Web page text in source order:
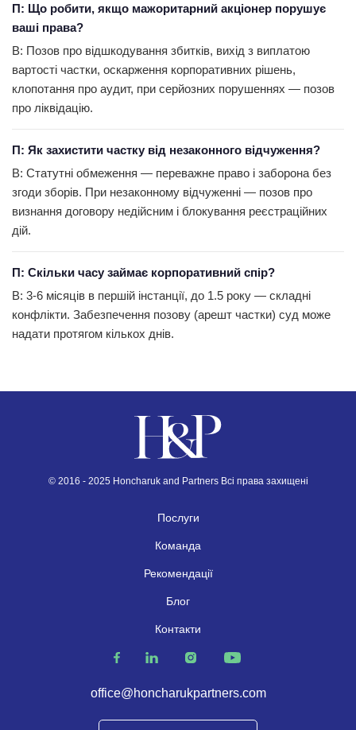
П: Що робити, якщо мажоритарний акціонер порушує
ваші права?
В: Позов про відшкодування збитків, вихід з виплатою
вартості частки, оскарження корпоративних рішень,
клопотання про аудит, при серйозних порушеннях — позов
про ліквідацію.
П: Як захистити частку від незаконного відчуження?
В: Статутні обмеження — переважне право і заборона без
згоди зборів. При незаконному відчуженні — позов про
визнання договору недійсним і блокування реєстраційних
дій.
П: Скільки часу займає корпоративний спір?
В: 3-6 місяців в першій інстанції, до 1.5 року — складні
конфлікти. Забезпечення позову (арешт частки) суд може
надати протягом кількох днів.
© 2016 - 2025 Honcharuk and Partners Всі права захищені
Послуги
Команда
Рекомендації
Блог
Контакти
office@honcharukpartners.com